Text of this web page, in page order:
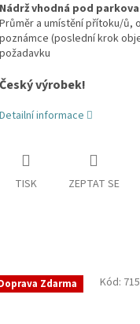
Nádrž vhodná pod
Průměr a umístění přítoku/
poznámce (poslední krok
požadavku
Český výrobek!
Detailní informace
TISK ZEPTAT SE
Zdarma Kód: 715